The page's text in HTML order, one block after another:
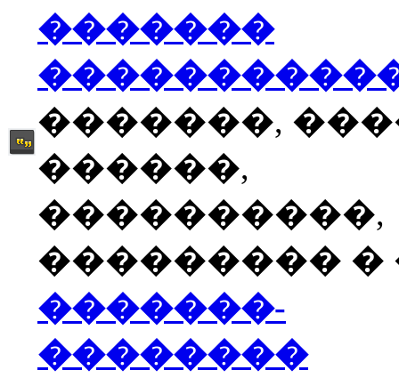
�������
�������,
������,
����������,
��������� �
�������-
��������